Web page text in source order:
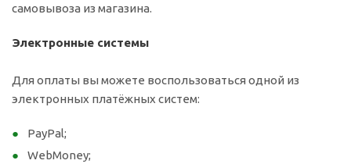
самовывоза из магазина.
Электронные системы
Для оплаты вы можете воспользоваться одной из
электронных платёжных систем:
PayPal;
WebMoney;